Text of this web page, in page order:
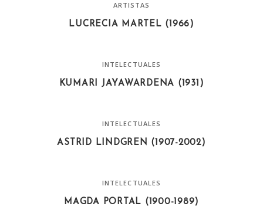
ARTISTAS
LUCRECIA MARTEL (1966)
INTELECTUALES
KUMARI JAYAWARDENA (1931)
INTELECTUALES
ASTRID LINDGREN (1907-2002)
INTELECTUALES
MAGDA PORTAL (1900-1989)